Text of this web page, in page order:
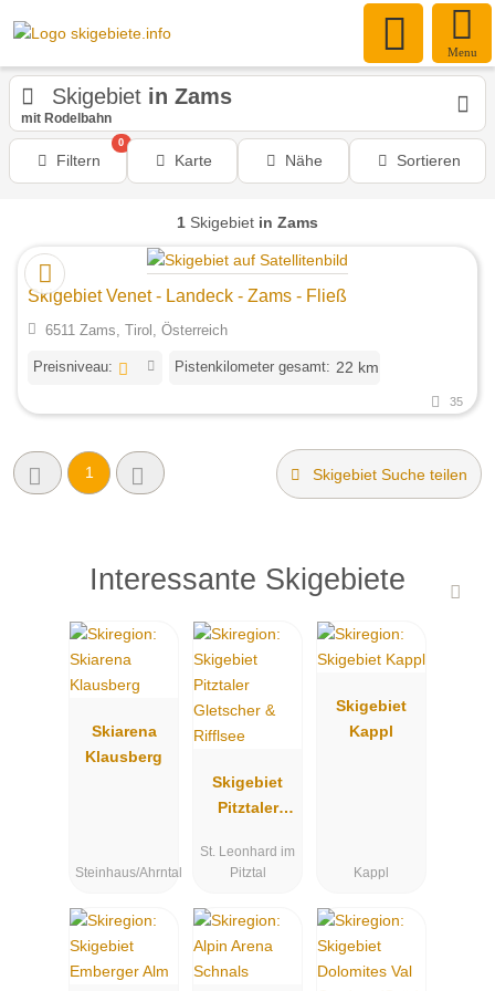
Menu
Skigebiet in Zams
mit Rodelbahn
Filtern
0
Karte Nähe Sortieren
1 Skigebiet in Zams
Skigebiet Venet - Landeck - Zams - Fließ
6511 Zams, Tirol, Österreich
Preisniveau: Pistenkilometer gesamt: 22 km
35
1 Skigebiet Suche teilen
Interessante Skigebiete
Skiarena
Klausberg
Steinhaus/Ahrntal
Skigebiet
Pitztaler
Rifflsee
St. Leonhard im
Pitztal
Skigebiet
Kappl
Kappl